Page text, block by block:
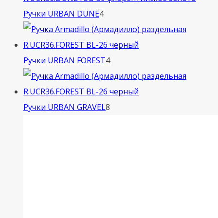
Ручки URBAN DUNE44
товара
Ручки URBAN FOREST44
товара
Ручки URBAN GRAVEL8